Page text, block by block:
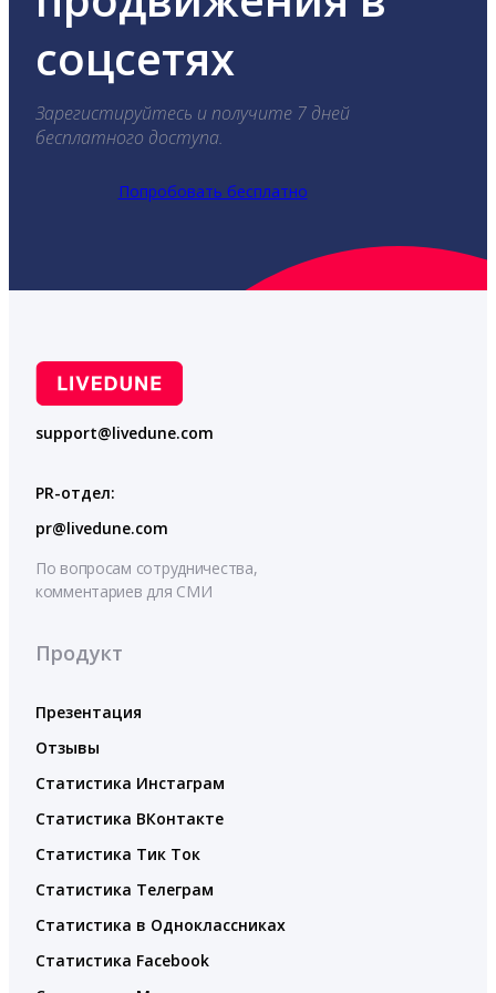
соцсетях
Зарегистируйтесь и получите 7 дней
бесплатного доступа.
Попробовать бесплатно
support@livedune.com
PR-отдел:
pr@livedune.com
По вопросам сотрудничества,
комментариев для СМИ
Продукт
Презентация
Отзывы
Статистика Инстаграм
Статистика ВКонтакте
Статистика Тик Ток
Статистика Телеграм
Статистика в Одноклассниках
Статистика Facebook